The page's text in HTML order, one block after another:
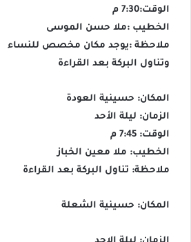
الوقت:7:30 م
الخطيب :ملا حسن الموسى
ملاحظة :يوجد مكان مخصص للنساء
وتناول البركة بعد القراءة
المكان: حسينية العودة
الزمان: ليلة الأحد
الوقت: 7:45 م
الخطيب: ملا معين الخباز
ملاحظة: تناول البركة بعد القراءة
المكان: حسينية الشعلة